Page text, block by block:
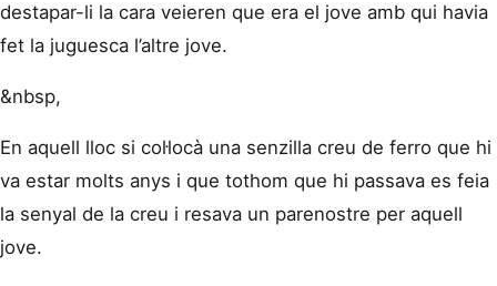
destapar-li la cara veieren que era el jove amb qui havia
fet la juguesca l’altre jove.
&nbsp,
En aquell lloc si col·locà una senzilla creu de ferro que hi
va estar molts anys i que tothom que hi passava es feia
la senyal de la creu i resava un parenostre per aquell
jove.